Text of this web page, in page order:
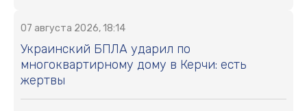
07 августа 2026, 18:14
Украинский БПЛА ударил по
многоквартирному дому в Керчи: есть
жертвы